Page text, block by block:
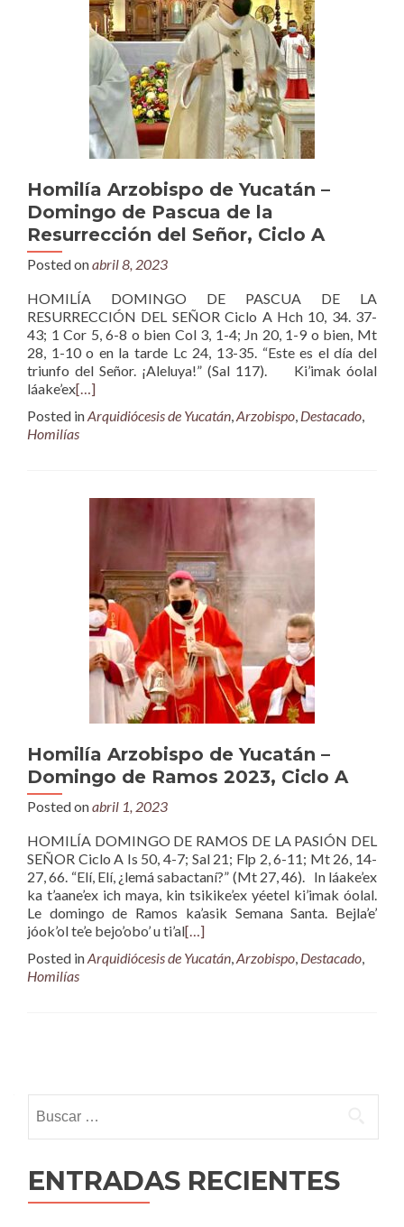
Homilía Arzobispo de Yucatán –
Domingo de Pascua de la
Resurrección del Señor, Ciclo A
Posted onabril 8, 2023
HOMILÍA DOMINGO DE PASCUA DE LA
RESURRECCIÓN DEL SEÑOR Ciclo A Hch 10, 34. 37-
43; 1 Cor 5, 6-8 o bien Col 3, 1-4; Jn 20, 1-9 o bien, Mt
28, 1-10 o en la tarde Lc 24, 13-35. “Este es el día del
triunfo del Señor. ¡Aleluya!” (Sal 117). Ki’imak óolal
láake’ex[…]
Posted inArquidiócesis de Yucatán,Arzobispo, Destacado,
Homilías
Homilía Arzobispo de Yucatán –
Domingo de Ramos 2023, Ciclo A
Posted onabril 1, 2023
HOMILÍA DOMINGO DE RAMOS DE LA PASIÓN DEL
SEÑOR Ciclo A Is 50, 4-7; Sal 21; Flp 2, 6-11; Mt 26, 14-
27, 66. “Elí, Elí, ¿lemá sabactaní?” (Mt 27, 46). In láake’ex
ka t’aane’ex ich maya, kin tsikike’ex yéetel ki’imak óolal.
Le domingo de Ramos ka’asik Semana Santa. Bejla’e’
jóok’ol te’e bejo’obo’ u ti’al[…]
Posted inArquidiócesis de Yucatán,Arzobispo, Destacado,
Homilías
navigation
ENTRADAS RECIENTES